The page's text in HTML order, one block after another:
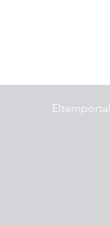
Elternportal